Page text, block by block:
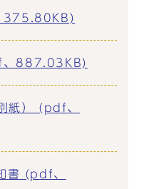
375.80KB)
、887.03KB)
紙） (pdf、
書 (pdf、